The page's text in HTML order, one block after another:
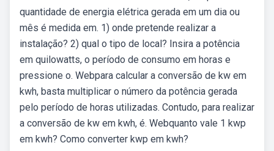
quantidade de energia elétrica gerada em um dia ou
mês é medida em. 1) onde pretende realizar a
instalação? 2) qual o tipo de local? Insira a potência
em quilowatts, o período de consumo em horas e
pressione o. Webpara calcular a conversão de kw em
kwh, basta multiplicar o número da potência gerada
pelo período de horas utilizadas. Contudo, para realizar
a conversão de kw em kwh, é. Webquanto vale 1 kwp
em kwh? Como converter kwp em kwh?